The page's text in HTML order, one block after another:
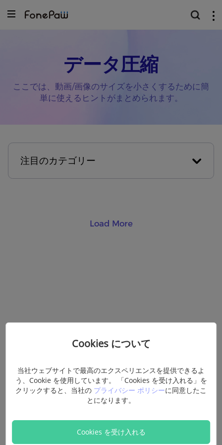
データ圧縮
ここでは、動画/画像のサイズを小さくするために簡
単に使えるヒントがまとめられます。
Load More
注目のカテゴリー
Cookies について
当社ウェブサイトで最高のエクスペリエンスを提供できるよ
う、Cookie を使用しています。 「Cookies を受け入れる」を
クリックすると、当社の プライバシー ポリシーに同意したこ
とになります。
Cookies を受け入れる